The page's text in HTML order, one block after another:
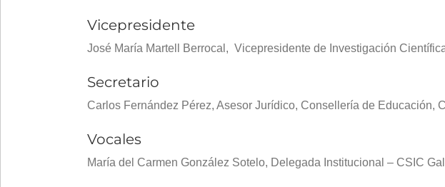
Vicepresidente
José María Martell Berrocal, Vicepresidente de Investigación
Secretario
Carlos Fernández Pérez, Asesor Jurídico, Consellería de
Vocales
María del Carmen González Sotelo, Delegada Institucional – CSIC